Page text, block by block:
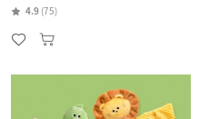
4.9 (75)